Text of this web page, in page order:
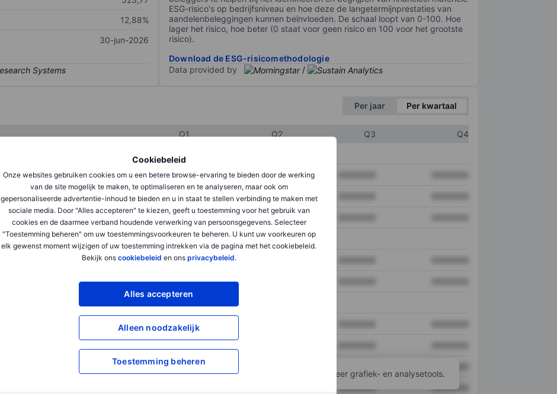
Cookiebeleid
Onze websites gebruiken cookies om u een betere browse-ervaring te bieden door de werking
van de site mogelijk te maken, te optimaliseren en te analyseren, maar ook om
gepersonaliseerde advertentie-inhoud te bieden en u in staat te stellen verbinding te maken met
sociale media. Door "Alles accepteren" te kiezen, geeft u toestemming voor het gebruik van
cookies en de daarmee verband houdende verwerking van persoonsgegevens. Selecteer
"Toestemming beheren" om uw toestemmingsvoorkeuren te beheren. U kunt uw voorkeuren op
elk gewenst moment wijzigen of uw toestemming intrekken via de pagina met het cookiebeleid.
Bekijk ons cookiebeleid en ons privacybeleid.
Alles accepteren
Alleen noodzakelijk
Toestemming beheren
12,88%
30-jun-2026
ESG-risico's op bedrijfsniveau en hoe deze de langetermijnprestaties van
aandelenbeleggingen kunnen beïnvloeden. De schaal loopt van 0-100. Hoe
lager het risico, hoe beter (0 staat voor geen risico en 100 voor het grootste
risico).
Download de ESG-risicomethodologie
Data provided by
/
Per jaar Per kwartaal
Q1 Q2 Q3
Q4
XXXXXXX XXXXXXX
XXXXXXX XXXXXXX
XXXXXXX XXXXXXX
XXXXXXX
XXXXXXX
XXXXXXX
XXXXXXX
XXXXXXX XXXXXXX
Open een rekeningom toegang te krijgen tot meer grafiek- en analysetools.